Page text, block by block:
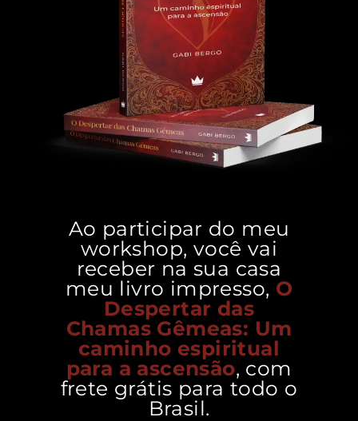
Ao participar do meu
workshop, você vai
receber na sua casa
meu livro impresso, O
Despertar das
Chamas Gêmeas: Um
caminho espiritual
para a ascensão, com
frete grátis para todo o
Brasil.